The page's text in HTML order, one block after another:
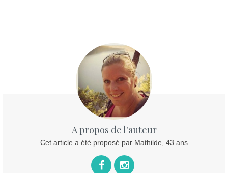
A propos de l'auteur
Cet article a été proposé par Mathilde, 43 ans